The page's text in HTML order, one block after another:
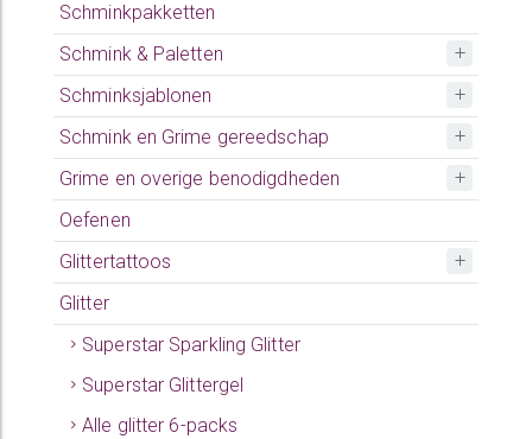
Schminkpakketten
Schmink & Paletten
Schminksjablonen
Schmink en Grime gereedschap
Grime en overige benodigdheden
Oefenen
Glittertattoos
Glitter
Superstar Sparkling Glitter
Superstar Glittergel
Alle glitter 6-packs